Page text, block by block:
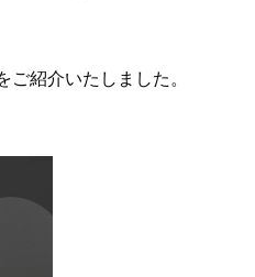
紹介いたしました。